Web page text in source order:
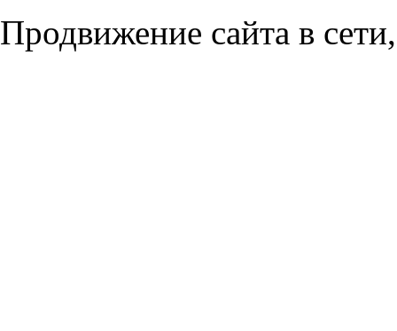
Продвижение сайта в